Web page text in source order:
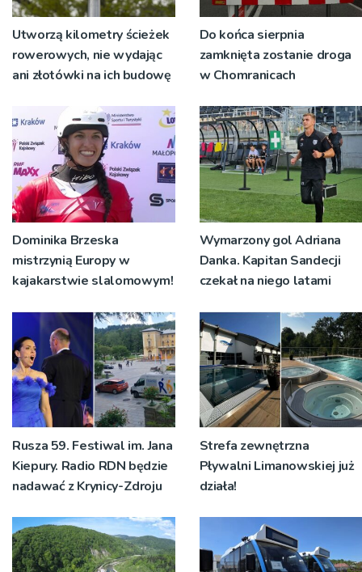
Utworzą kilometry ścieżek
rowerowych, nie wydając
ani złotówki na ich budowę
Do końca sierpnia
zamknięta zostanie droga
w Chomranicach
Dominika Brzeska
mistrzynią Europy w
kajakarstwie slalomowym!
Wymarzony gol Adriana
Danka. Kapitan Sandecji
czekał na niego latami
Rusza 59. Festiwal im. Jana
Kiepury. Radio RDN będzie
nadawać z Krynicy-Zdroju
Strefa zewnętrzna
Pływalni Limanowskiej już
działa!